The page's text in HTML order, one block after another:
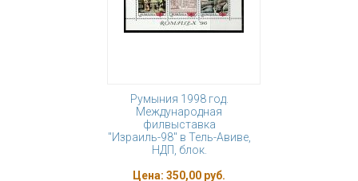
Румыния 1998 год.
Международная
филвыставка
"Израиль-98" в Тель-Авиве,
НДП, блок.
Цена: 350,00 руб.